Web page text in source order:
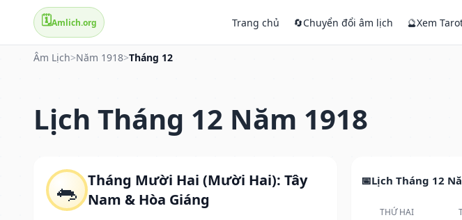
🗓️Amlich.org Trang chủ 🔄Chuyển đổi âm lịch 🔮Xem
Âm Lịch>Năm 1918>Tháng 12
Lịch Tháng 12 Năm 1918
🐀 Tháng Mười Hai (Mười Hai): Tây
Nam & Hòa Giáng
Lịch Tháng 12
THỨ HAI